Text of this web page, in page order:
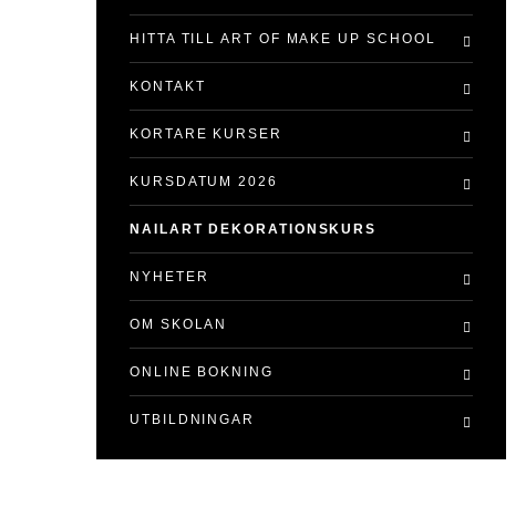
HITTA TILL ART OF MAKE UP SCHOOL
KONTAKT
KORTARE KURSER
KURSDATUM 2026
NAILART DEKORATIONSKURS
NYHETER
OM SKOLAN
ONLINE BOKNING
UTBILDNINGAR